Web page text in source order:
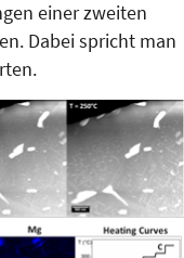
einer zweiten
Dabei spricht man